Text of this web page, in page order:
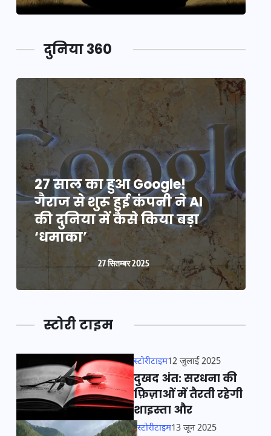
दुनिया 360
27 साल का हुआ Google!
गैराज से शुरू हुई कंपनी ने AI
की दुनिया में कैसे किया बड़ा
‘धमाका’
27 सितम्बर 2025
स्टोरी टाइम
स्टोरीटाइम12 जुलाई 2025
दुखद अंत: सरधना की
फ़िज़ाओं में तैरती रहेगी
शाइस्ता और
स्टोरीटाइम13 जून 2025